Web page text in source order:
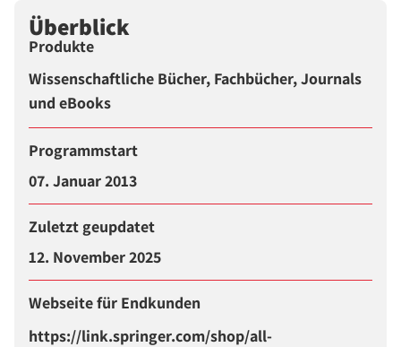
Überblick
Produkte
Wissenschaftliche Bücher, Fachbücher, Journals
und eBooks
Programmstart
07. Januar 2013
Zuletzt geupdatet
12. November 2025
Webseite für Endkunden
https://link.springer.com/shop/all-